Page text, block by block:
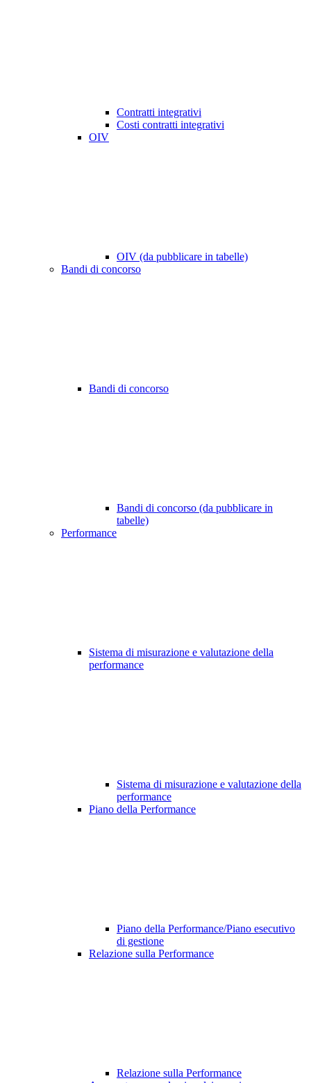
Contratti integrativi
Costi contratti integrativi
OIV
OIV (da pubblicare in tabelle)
Bandi di concorso
Bandi di concorso
Bandi di concorso (da pubblicare in
tabelle)
Performance
Sistema di misurazione e valutazione della
performance
Sistema di misurazione e valutazione della
performance
Piano della Performance
Piano della Performance/Piano esecutivo
di gestione
Relazione sulla Performance
Relazione sulla Performance